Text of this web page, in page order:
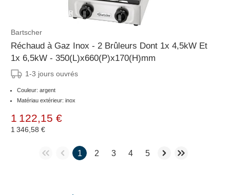
Bartscher
Réchaud à Gaz Inox - 2 Brûleurs Dont 1x 4,5kW Et
1x 6,5kW - 350(L)x660(P)x170(H)mm
1-3 jours ouvrés
Couleur: argent
Matériau extérieur: inox
1 122,15 €
1 346,58 €
1 2 3 4 5